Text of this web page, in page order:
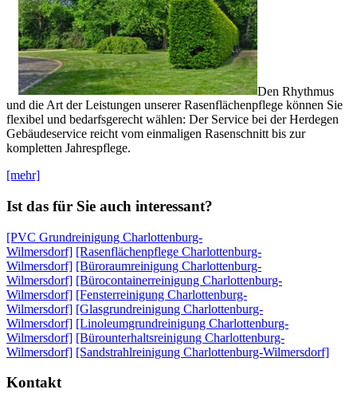
Den Rhythmus
und die Art der Leistungen unserer Rasenflächenpflege können Sie
flexibel und bedarfsgerecht wählen: Der Service bei der Herdegen
Gebäudeservice reicht vom einmaligen Rasenschnitt bis zur
kompletten Jahrespflege.
[mehr]
Ist das für Sie auch interessant?
[PVC Grundreinigung Charlottenburg-
Wilmersdorf] [Rasenflächenpflege Charlottenburg-
Wilmersdorf] [Büroraumreinigung Charlottenburg-
Wilmersdorf] [Bürocontainerreinigung Charlottenburg-
Wilmersdorf] [Fensterreinigung Charlottenburg-
Wilmersdorf] [Glasgrundreinigung Charlottenburg-
Wilmersdorf] [Linoleumgrundreinigung Charlottenburg-
Wilmersdorf] [Bürounterhaltsreinigung Charlottenburg-
Wilmersdorf] [Sandstrahlreinigung Charlottenburg-Wilmersdorf]
Kontakt